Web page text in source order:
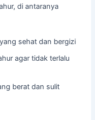
di antaranya
sehat dan bergizi
agar tidak terlalu
berat dan sulit